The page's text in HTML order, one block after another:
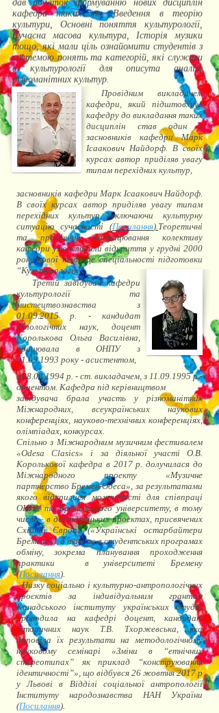
дав початок формуванню нових дисциплін
кафедри таких як: Введення в теорію
культури, Основні поняття культурології,
Сучасна масова культура, Історія музики
тощо, які мали ціль ознайомити студентів з
системою понять та категорій, які служили
в культурології для описута аналізу
різноманітних культур.
Провідним викладачем
кафедри, який підштовхнув
кафедру до викладання таких
дисциплін став один з
засновників кафедри Марк
Ісаакович Найдорф. В своїх
курсах автор приділяв увагу
типам перехідних культур,
засновників кафедри Марк Ісаакович Найдорф.
В своїх курсах автор приділяв увагу типам
перехідних культур, включаючи культурну
ситуацію сучасності (Посилання).Теоретичні
та практичні напрацювання колективу
кафедри уможливили відкриття у грудні 2000
року нової тоді ще спеціальності підготовки
“Культурологія”.
Третій завідувач кафедри
культурології та
мистецтвознавства з
01.09.2015р. - кандидат
філологічних наук, доцент
Королькова Ольга Василівна,
працювала в ОНПУ з
01.09.1993 року - асистентом,
з08.08.1994 р. - ст. викладачем, з 11.09.1995р.-
доцентом. Кафедра під керівництвом
завідувача брала участь у різноманітних
Міжнародних, всеукраїнських наукових
конференціях, науково-технічних конференціях,
олімпіадах, конкурсах.
Спільно з Міжнародним музичним фестивалем
«Odesa Clasics» і за діяльної участі О.В.
Королькової кафедра в 2017 р. долучилася до
Міжнародного проекту «Музичне
партнерство Бремен-Одеса», за результатами
якого відкрилися можливості для співпраці
ОНПУ та Бременського університету, в тому
числі – в дослідницьких проектах, присвячених
Східній Європі («Українські остарбайтери
Бремену»), а також в студентських програмах
обміну, зокрема планування проходження
практики в університеті Бремену
(Посилання).
Низку соціально і культурно-антропологічних
проєктів за індивідуальним грантом
Канадського інституту українських студій
проводила на кафедрі доцент, кандидат
історичних наук Т.В. Тхоржевська, яка
доповіла їх результати на методологічному
науковому семінарі «Зміни в “етнічних
стереотипах” як приклад “конструювання
ідентичності”», що відбувся 26 жовтня 2017 р
у Львові в Відділі соціальної антропології
Інституту народознавства НАН України
(Посилання).